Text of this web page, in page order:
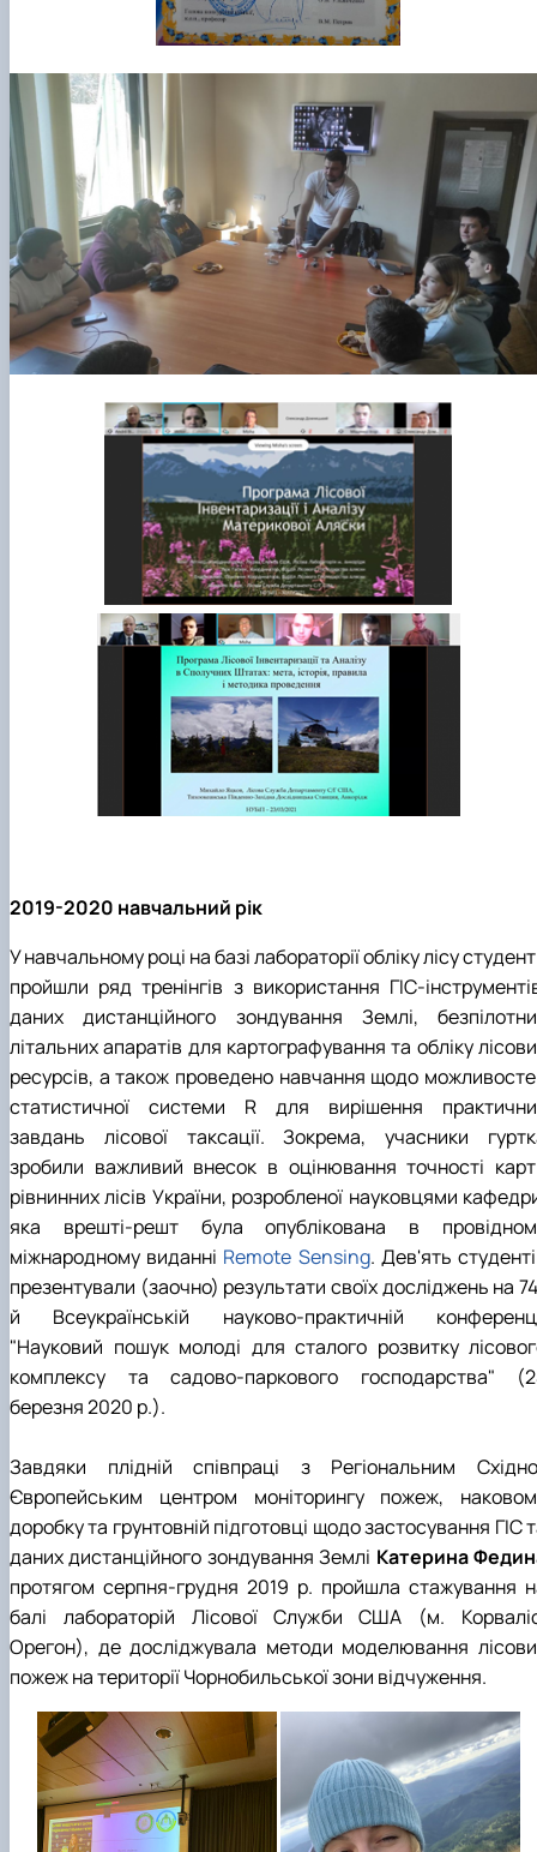
2019-2020 навчальний рік
У навчальному році на базі лабораторії обліку лісу
пройшли ряд тренінгів з використання ГІС-
даних дистанційного зондування Землі,
літальних апаратів для картографування та обліку
ресурсів, а також проведено навчання щодо
статистичної системи R для вирішення
завдань лісової таксації. Зокрема, учасники
зробили важливий внесок в оцінювання точності
рівнинних лісів України, розробленої науковцями
яка врешті-решт була опублікована в
міжнародному виданні Remote Sensing. Дев'ять
презентували (заочно) результати своїх досліджень на
й Всеукраїнській науково-практичній
"Науковий пошук молоді для сталого розвитку
комплексу та садово-паркового господарства"
березня 2020 р.).
Завдяки плідній співпраці з Регіональним
Європейським центром моніторингу пожеж,
доробку та грунтовній підготовці щодо застосування ГІС
даних дистанційного зондування Землі Катерина
протягом серпня-грудня 2019 р. пройшла стажування
балі лабораторій Лісової Служби США (м.
Орегон), де досліджувала методи моделювання
пожеж на території Чорнобильської зони відчуження.